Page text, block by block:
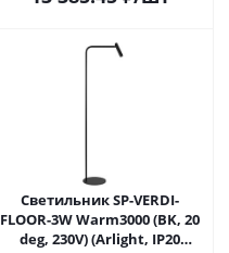
Светильник SP-VERDI-
FLOOR-3W Warm3000 (BK, 20
deg, 230V) (Arlight, IP20